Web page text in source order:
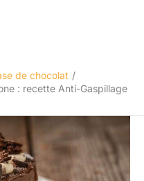
de chocolat
: recette Anti-Gaspillage